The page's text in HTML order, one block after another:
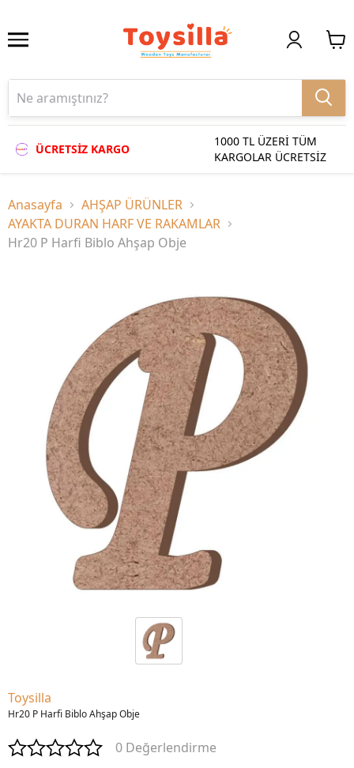
ÜCRETSİZ KARGO
1000 TL ÜZERİ TÜM
KARGOLAR ÜCRETSİZ
Anasayfa
AHŞAP ÜRÜNLER
AYAKTA DURAN HARF VE RAKAMLAR
Hr20 P Harfi Biblo Ahşap Obje
Toysilla
Hr20 P Harfi Biblo Ahşap Obje
0 Değerlendirme